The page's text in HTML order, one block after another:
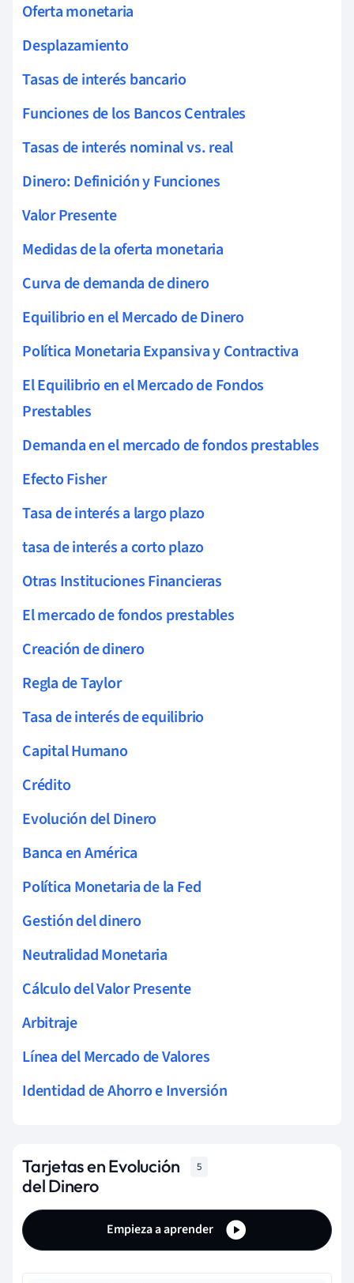
Oferta monetaria
Desplazamiento
Tasas de interés bancario
Funciones de los Bancos Centrales
Tasas de interés nominal vs. real
Dinero: Definición y Funciones
Valor Presente
Medidas de la oferta monetaria
Curva de demanda de dinero
Equilibrio en el Mercado de Dinero
Política Monetaria Expansiva y Contractiva
El Equilibrio en el Mercado de Fondos
Prestables
Demanda en el mercado de fondos prestables
Efecto Fisher
Tasa de interés a largo plazo
tasa de interés a corto plazo
Otras Instituciones Financieras
El mercado de fondos prestables
Creación de dinero
Regla de Taylor
Tasa de interés de equilibrio
Capital Humano
Crédito
Evolución del Dinero
Banca en América
Política Monetaria de la Fed
Gestión del dinero
Neutralidad Monetaria
Cálculo del Valor Presente
Arbitraje
Línea del Mercado de Valores
Identidad de Ahorro e Inversión
Tarjetas en Evolución
del Dinero
5
Empieza a aprender